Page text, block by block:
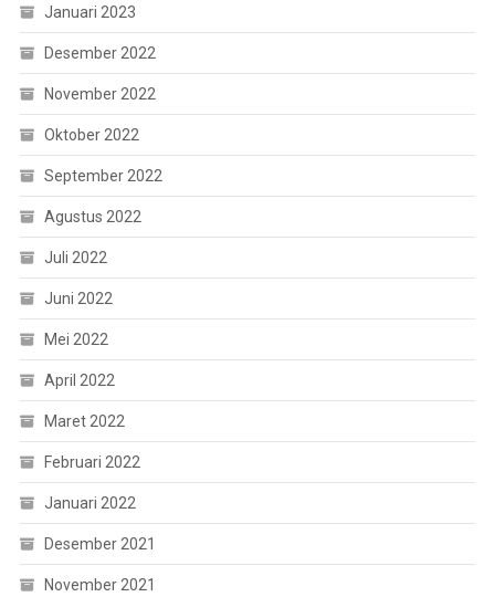
Januari 2023
Desember 2022
November 2022
Oktober 2022
September 2022
Agustus 2022
Juli 2022
Juni 2022
Mei 2022
April 2022
Maret 2022
Februari 2022
Januari 2022
Desember 2021
November 2021